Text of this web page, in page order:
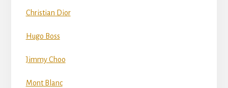
Christian Dior
Hugo Boss
Jimmy Choo
Mont Blanc